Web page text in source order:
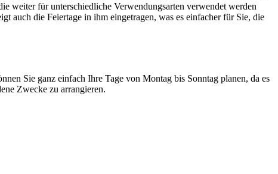
weiter für unterschiedliche Verwendungsarten verwendet werden
auch die Feiertage in ihm eingetragen, was es einfacher für Sie, die
Sie ganz einfach Ihre Tage von Montag bis Sonntag planen, da es
Zwecke zu arrangieren.